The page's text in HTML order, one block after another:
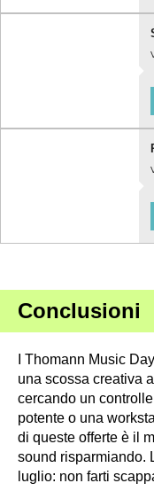
Conclusioni
I Thomann Music
una scossa creativa
cercando un
potente o una
di queste offerte è il
sound risparmiando.
luglio: non farti